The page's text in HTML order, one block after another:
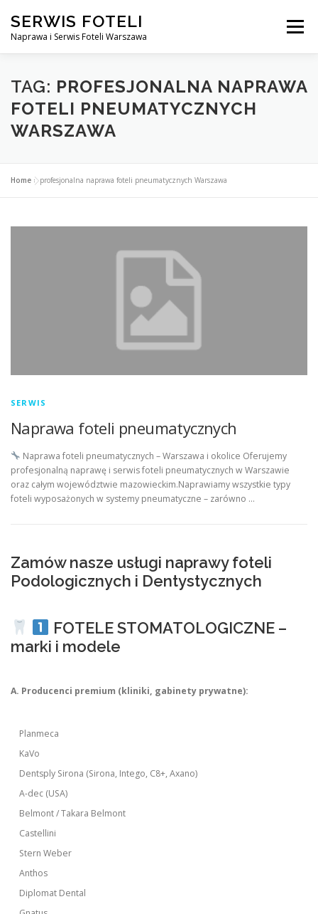
treści
SERWIS FOTELI
Naprawa i Serwis Foteli Warszawa
Menu
NAPRAWA FOTELI DENTYSTYCZNE I MEDYCZNE
CENNIK USŁUG
TAG: PROFESJONALNA NAPRAWA
FOTELI PNEUMATYCZNYCH
WARSZAWA
Home »profesjonalna naprawa foteli pneumatycznych Warszawa
SERWIS
Naprawa foteli pneumatycznych
Naprawa foteli pneumatycznych – Warszawa i okolice Oferujemy
profesjonalną naprawę i serwis foteli pneumatycznych w Warszawie
oraz całym województwie mazowieckim.Naprawiamy wszystkie typy
foteli wyposażonych w systemy pneumatyczne – zarówno …
Zamów nasze usługi naprawy foteli
Podologicznych i Dentystycznych
FOTELE STOMATOLOGICZNE –
marki i modele
A. Producenci premium (kliniki, gabinety prywatne):
Planmeca
KaVo
Dentsply Sirona (Sirona, Intego, C8+, Axano)
A-dec (USA)
Belmont / Takara Belmont
Castellini
Stern Weber
Anthos
Diplomat Dental